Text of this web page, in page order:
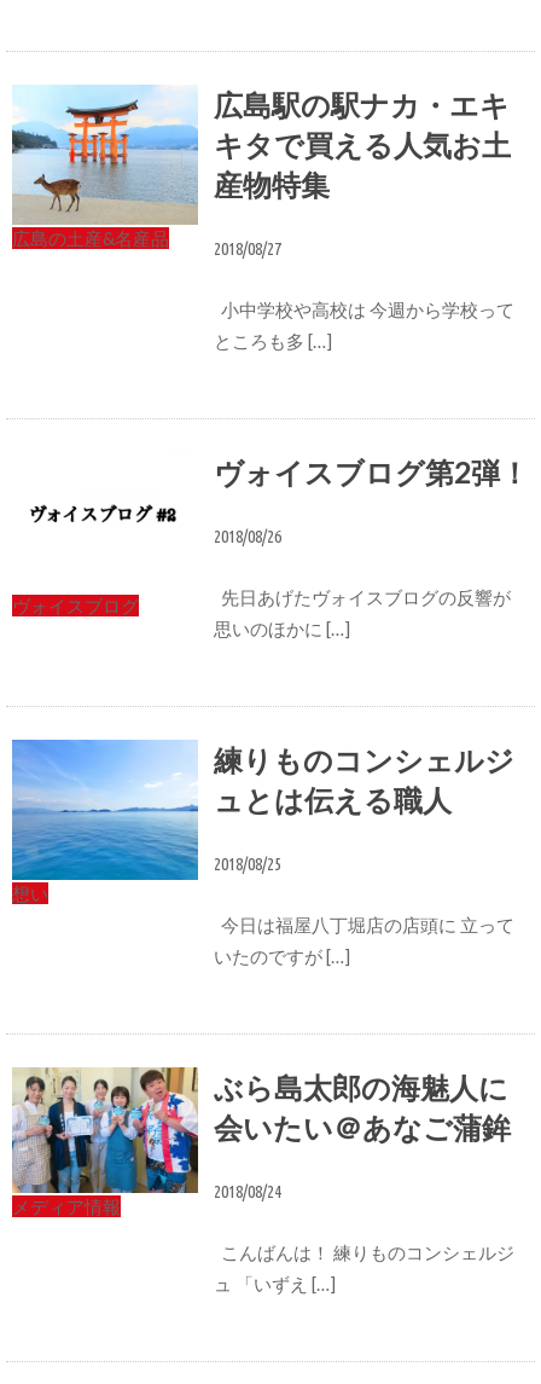
広島の土産&名産品
広島駅の駅ナカ・エキ
キタで買える人気お土
産物特集
2018/08/27
小中学校や高校は 今週から学校って
ところも多 […]
ヴォイスブログ
ヴォイスブログ第2弾！
2018/08/26
先日あげたヴォイスブログの反響が
思いのほかに […]
想い
練りものコンシェルジ
ュとは伝える職人
2018/08/25
今日は福屋八丁堀店の店頭に 立って
いたのですが […]
メディア情報
ぶら島太郎の海魅人に
会いたい＠あなご蒲鉾
2018/08/24
こんばんは！ 練りものコンシェルジ
ュ 「いずえ […]